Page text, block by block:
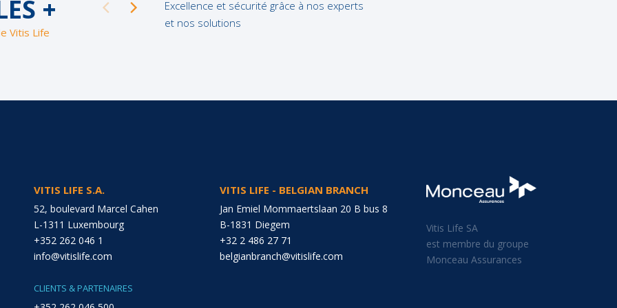
+
Vitis Life
Excellence et sécurité grâce à nos experts
et nos solutions
VITIS LIFE S.A.
52, boulevard Marcel Cahen
L-1311 Luxembourg
+352 262 046 1
info@vitislife.com
CLIENTS & PARTENAIRES
VITIS LIFE - BELGIAN BRANCH
Jan Emiel Mommaertslaan 20 B bus 8
B-1831 Diegem
+32 2 486 27 71
belgianbranch@vitislife.com
Vitis Life SA
est membre du groupe
Monceau Assurances